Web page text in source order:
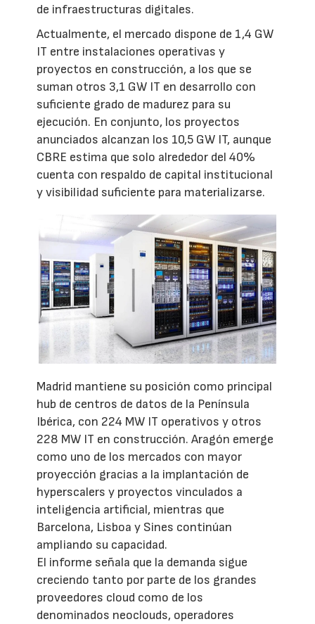
de infraestructuras digitales.
Actualmente, el mercado dispone de 1,4 GW
IT entre instalaciones operativas y
proyectos en construcción, a los que se
suman otros 3,1 GW IT en desarrollo con
suficiente grado de madurez para su
ejecución. En conjunto, los proyectos
anunciados alcanzan los 10,5 GW IT, aunque
CBRE estima que solo alrededor del 40%
cuenta con respaldo de capital institucional
y visibilidad suficiente para materializarse.
Madrid mantiene su posición como principal
hub de centros de datos de la Península
Ibérica, con 224 MW IT operativos y otros
228 MW IT en construcción. Aragón emerge
como uno de los mercados con mayor
proyección gracias a la implantación de
hyperscalers y proyectos vinculados a
inteligencia artificial, mientras que
Barcelona, Lisboa y Sines continúan
ampliando su capacidad.
El informe señala que la demanda sigue
creciendo tanto por parte de los grandes
proveedores cloud como de los
denominados neoclouds, operadores